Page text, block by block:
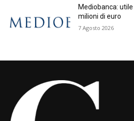
Mediobanca:
milioni di euro
7 Agosto 2026